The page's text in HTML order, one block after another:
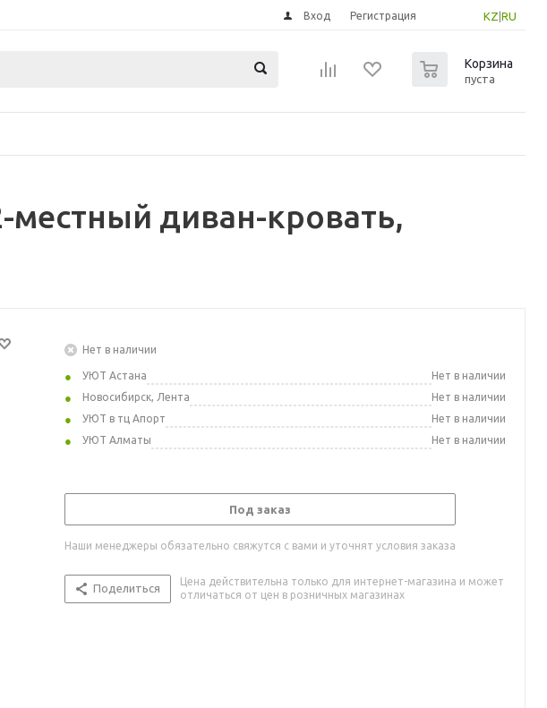
KZ RU
Вход Регистрация
Корзина
пуста
местный диван-кровать,
Нет в наличии
УЮТ Астана
Нет в наличии
Новосибирск, Лента
Нет в наличии
УЮТ в тц Апорт
Нет в наличии
УЮТ Алматы
Нет в наличии
Под заказ
Наши менеджеры обязательно свяжутся с вами и уточнят условия заказа
Поделиться
Цена действительна только для интернет-магазина и может
отличаться от цен в розничных магазинах